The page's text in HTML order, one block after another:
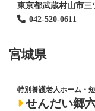
東京都武蔵村山市三
042-520-0611
宮城県
特別養護老人ホーム ・
せんだい郷